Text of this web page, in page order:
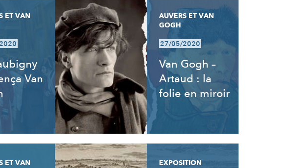
ET VAN
Van
AUVERS ET VAN
GOGH
27/05/2020
Van Gogh –
Artaud : la
folie en miroir
ET VAN
EXPOSITION